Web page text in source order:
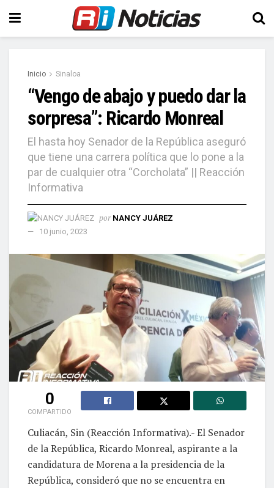
Inicio Sinaloa
“Vengo de abajo y puedo dar la
sorpresa”: Ricardo Monreal
El hasta hoy Senador de la República aseguró
que tiene una carrera política que lo pone a la
par de cualquier otra “Corcholata” || Reacción
Informativa
por NANCY JUÁREZ
10 junio, 2023
0
COMPARTIDO
Culiacán, Sin (Reacción Informativa).- El Senador
de la República, Ricardo Monreal, aspirante a la
candidatura de Morena a la presidencia de la
República, consideró que no se encuentra en